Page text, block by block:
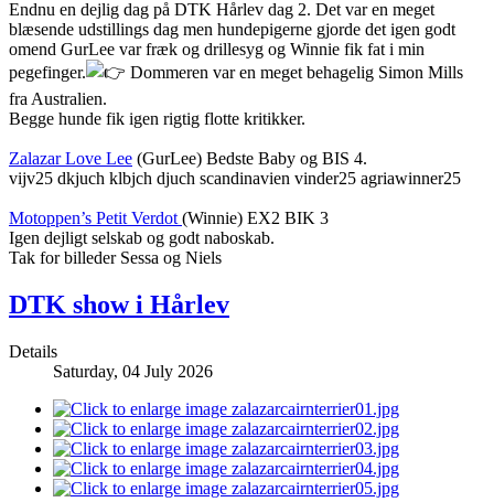
Endnu en dejlig dag på DTK Hårlev dag 2. Det var en meget
blæsende udstillings dag men hundepigerne gjorde det igen godt
omend GurLee var fræk og drillesyg og Winnie fik fat i min
pegefinger.
Dommeren var en meget behagelig Simon Mills
fra Australien.
Begge hunde fik igen rigtig flotte kritikker.
Zalazar Love Lee (GurLee) Bedste Baby og BIS 4.
vijv25 dkjuch klbjch djuch scandinavien vinder25 agriawinner25
Motoppen’s Petit Verdot(Winnie) EX2 BIK 3
Igen dejligt selskab og godt naboskab.
Tak for billeder Sessa og Niels
DTK show i Hårlev
Details
Saturday, 04 July 2026